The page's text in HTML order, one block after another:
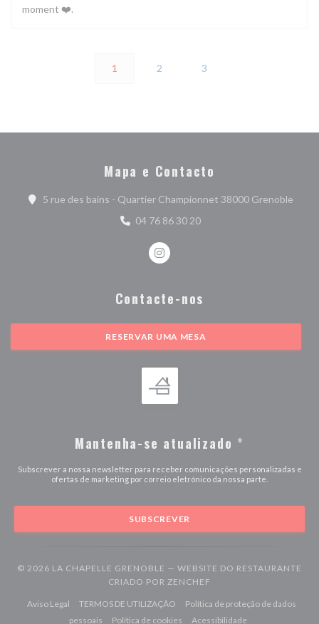
moment ❤️.
1 2 3
Mapa e Contacto
5 rue des bains - Quartier Championnet 38000 Grenoble
04 76 86 30 20
Instagram ((abre numa nova
Contacte-nos
RESERVAR UMA MESA
Mantenha-se atualizado *
Subscrever a nossa newsletter para receber comunicações personalizadas e
ofertas de marketing por correio eletrónico da nossa parte.
SUBSCREVER
© 2026 LA CHAPELLE GRENOBLE — WEBSITE DO RESTAURANTE
CRIADO POR ZENCHEF
Aviso Legal((abre numa nova janela))
TERMOS DE UTILIZAÇÃO((abre numa nova janela))
Política de proteção de dados
pessoais((abre numa nova janela))
Política de cookies((abre numa nova janela))
Acessibilidade((abre numa nova